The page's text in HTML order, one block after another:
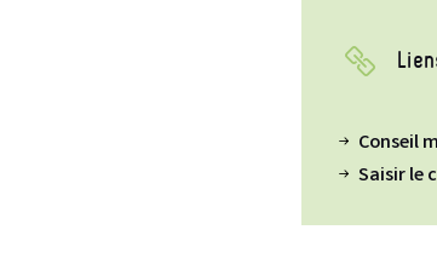
Conseil
Saisir le